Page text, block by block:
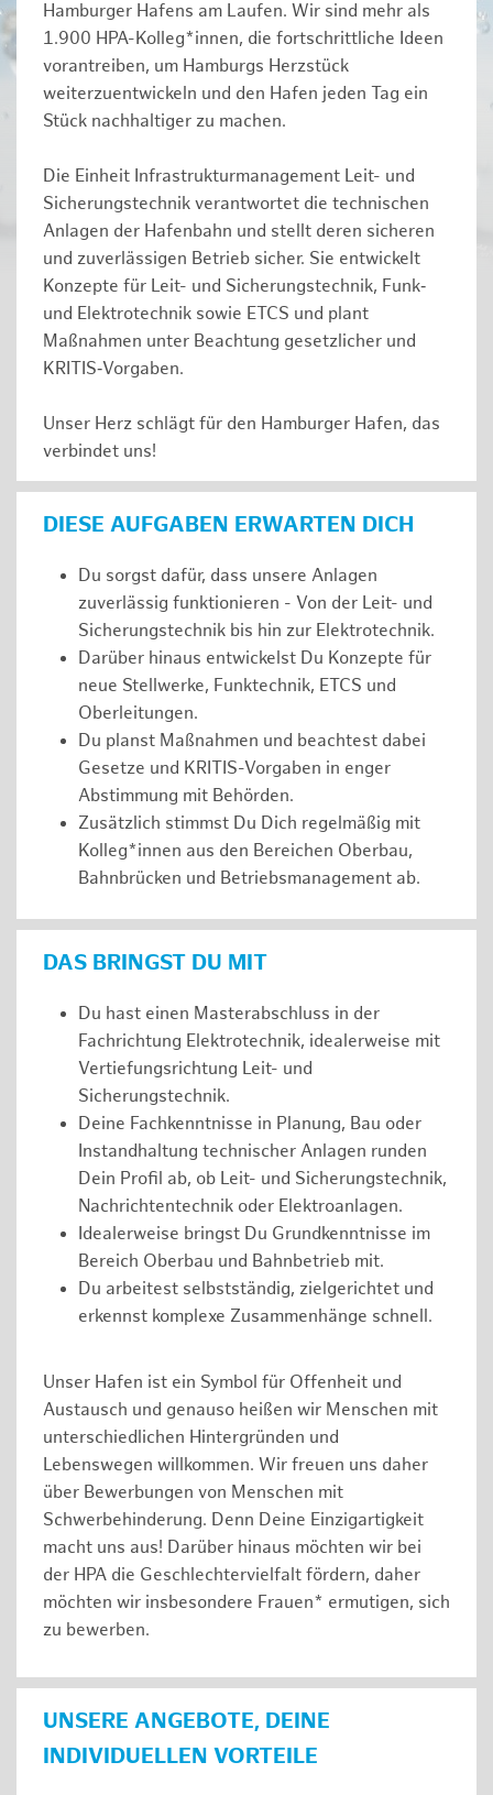
Hamburger Hafens am Laufen. Wir sind mehr als
1.900 HPA-Kolleg*innen, die fortschrittliche Ideen
vorantreiben, um Hamburgs Herzstück
weiterzuentwickeln und den Hafen jeden Tag ein
Stück nachhaltiger zu machen.
Die Einheit Infrastrukturmanagement Leit- und
Sicherungstechnik verantwortet die technischen
Anlagen der Hafenbahn und stellt deren sicheren
und zuverlässigen Betrieb sicher. Sie entwickelt
Konzepte für Leit- und Sicherungstechnik, Funk‑
und Elektrotechnik sowie ETCS und plant
Maßnahmen unter Beachtung gesetzlicher und
KRITIS‑Vorgaben.
Unser Herz schlägt für den Hamburger Hafen, das
verbindet uns!
DIESE AUFGABEN ERWARTEN DICH
Du sorgst dafür, dass unsere Anlagen
zuverlässig funktionieren - Von der Leit- und
Sicherungstechnik bis hin zur Elektrotechnik.
Darüber hinaus entwickelst Du Konzepte für
neue Stellwerke, Funktechnik, ETCS und
Oberleitungen.
Du planst Maßnahmen und beachtest dabei
Gesetze und KRITIS-Vorgaben in enger
Abstimmung mit Behörden.
Zusätzlich stimmst Du Dich regelmäßig mit
Kolleg*innen aus den Bereichen Oberbau,
Bahnbrücken und Betriebsmanagement ab.
DAS BRINGST DU MIT
Du hast einen Masterabschluss in der
Fachrichtung Elektrotechnik, idealerweise mit
Vertiefungsrichtung Leit- und
Sicherungstechnik.
Deine Fachkenntnisse in Planung, Bau oder
Instandhaltung technischer Anlagen runden
Dein Profil ab, ob Leit- und Sicherungstechnik,
Nachrichtentechnik oder Elektroanlagen.
Idealerweise bringst Du Grundkenntnisse im
Bereich Oberbau und Bahnbetrieb mit.
Du arbeitest selbstständig, zielgerichtet und
erkennst komplexe Zusammenhänge schnell.
Unser Hafen ist ein Symbol für Offenheit und
Austausch und genauso heißen wir Menschen mit
unterschiedlichen Hintergründen und
Lebenswegen willkommen. Wir freuen uns daher
über Bewerbungen von Menschen mit
Schwerbehinderung. Denn Deine Einzigartigkeit
macht uns aus! Darüber hinaus möchten wir bei
der HPA die Geschlechtervielfalt fördern, daher
möchten wir insbesondere Frauen* ermutigen, sich
zu bewerben.
UNSERE ANGEBOTE, DEINE
INDIVIDUELLEN VORTEILE